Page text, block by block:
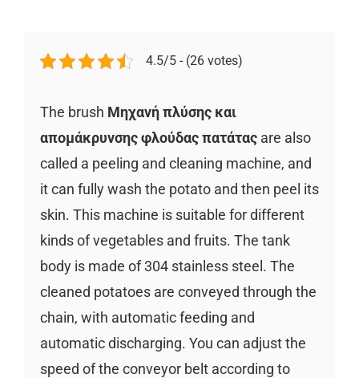
4.5/5 - (26 votes)
The brush Μηχανή πλύσης και
απομάκρυνσης φλούδας πατάτας are also
called a peeling and cleaning machine, and
it can fully wash the potato and then peel its
skin. This machine is suitable for different
kinds of vegetables and fruits. The tank
body is made of 304 stainless steel. The
cleaned potatoes are conveyed through the
chain, with automatic feeding and
automatic discharging. You can adjust the
speed of the conveyor belt according to